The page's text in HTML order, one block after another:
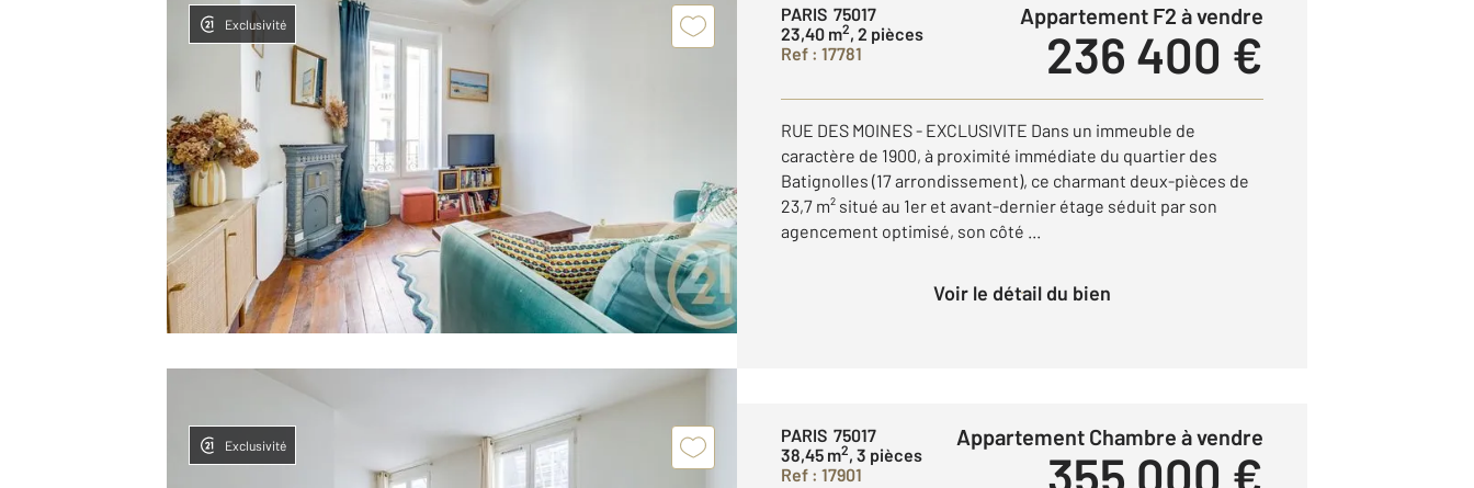
Exclusivité
PARIS 75017
23,40 m2, 2 pièces
Ref : 17781
Appartement F2 à vendre
236 400 €
RUE DES MOINES - EXCLUSIVITE Dans un immeuble de
caractère de 1900, à proximité immédiate du quartier des
Batignolles (17 arrondissement), ce charmant deux-pièces de
23,7 m² situé au 1er et avant-dernier étage séduit par son
agencement optimisé, son côté ...
Voir le détail du bien
Exclusivité
PARIS 75017
38,45 m2, 3 pièces
Ref : 17901
Appartement Chambre à vendre
355 000 €